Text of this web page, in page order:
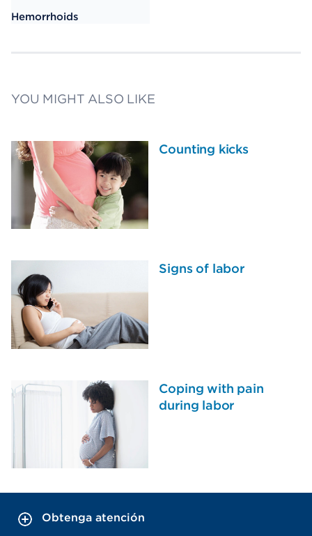
Hemorrhoids
YOU MIGHT ALSO LIKE
Counting kicks
Signs of labor
Coping with pain
during labor
Obtenga atención